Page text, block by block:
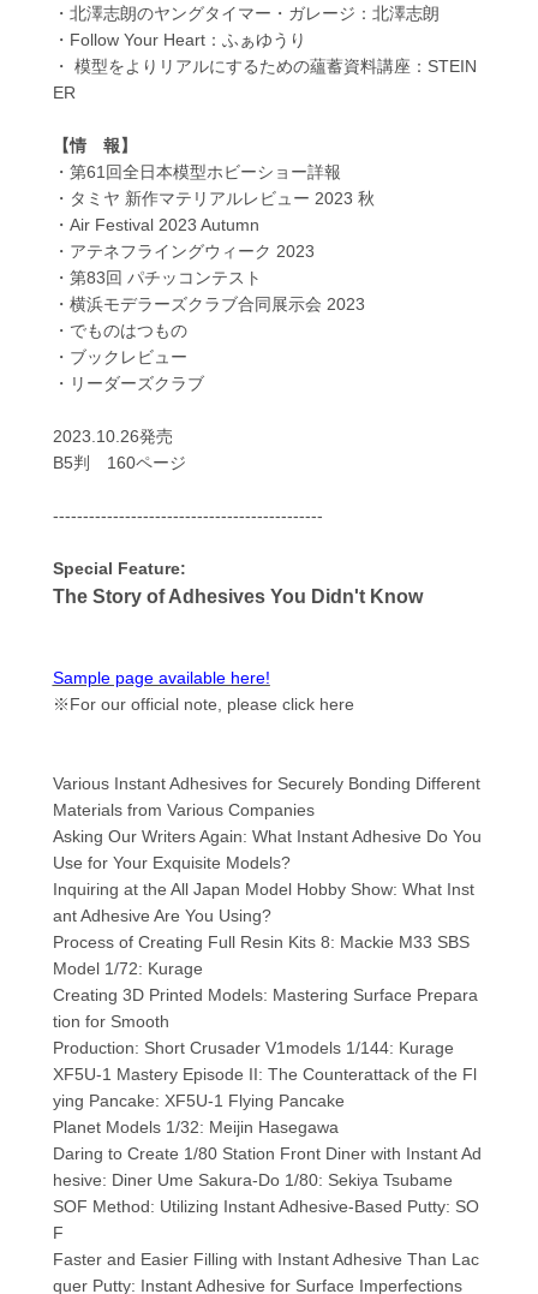
・北澤志朗のヤングタイマー・ガレージ：北澤志朗
・Follow Your Heart：ふぁゆうり
・ 模型をよりリアルにするための蘊蓄資料講座：STEIN
ER
【情 報】
・第61回全日本模型ホビーショー詳報
・タミヤ 新作マテリアルレビュー 2023 秋
・Air Festival 2023 Autumn
・アテネフライングウィーク 2023
・第83回 パチッコンテスト
・横浜モデラーズクラブ合同展示会 2023
・でものはつもの
・ブックレビュー
・リーダーズクラブ
2023.10.26発売
B5判 160ページ
---------------------------------------------
Special Feature:
The Story of Adhesives You Didn't Know
Sample page available here!
※For our official note, please click here
Various Instant Adhesives for Securely Bonding Different
Materials from Various Companies
Asking Our Writers Again: What Instant Adhesive Do You
Use for Your Exquisite Models?
Inquiring at the All Japan Model Hobby Show: What Inst
ant Adhesive Are You Using?
Process of Creating Full Resin Kits 8: Mackie M33 SBS
Model 1/72: Kurage
Creating 3D Printed Models: Mastering Surface Prepara
tion for Smooth
Production: Short Crusader V1models 1/144: Kurage
XF5U-1 Mastery Episode II: The Counterattack of the Fl
ying Pancake: XF5U-1 Flying Pancake
Planet Models 1/32: Meijin Hasegawa
Daring to Create 1/80 Station Front Diner with Instant Ad
hesive: Diner Ume Sakura-Do 1/80: Sekiya Tsubame
SOF Method: Utilizing Instant Adhesive-Based Putty: SO
F
Faster and Easier Filling with Instant Adhesive Than Lac
quer Putty: Instant Adhesive for Surface Imperfections